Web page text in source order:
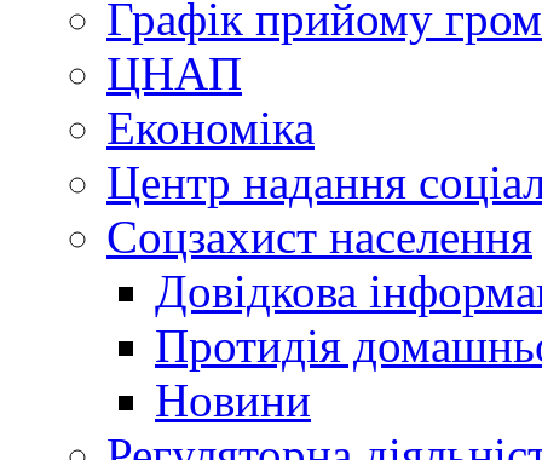
Графік прийому
ЦНАП
Економіка
Центр надання
Соцзахист населення
Довідкова
Протидія
Новини